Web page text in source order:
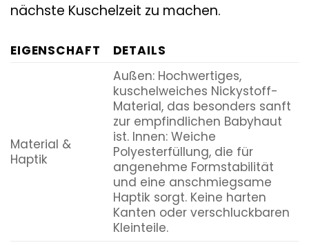
nächste Kuschelzeit zu machen.
EIGENSCHAFT DETAILS
Material &
Haptik
Außen: Hochwertiges,
kuschelweiches Nickystoff-
Material, das besonders sanft
zur empfindlichen Babyhaut
ist. Innen: Weiche
Polyesterfüllung, die für
angenehme Formstabilität
und eine anschmiegsame
Haptik sorgt. Keine harten
Kanten oder verschluckbaren
Kleinteile.